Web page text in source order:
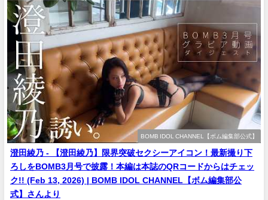
BOMB IDOL CHANNEL【ボム編集部公式】
澄田綾乃 - 【澄田綾乃】限界突破セクシーアイコン！最新撮り下
ろしをBOMB3月号で披露！本編は本誌のQRコードからはチェッ
ク!! (Feb 13, 2026) | BOMB IDOL CHANNEL【ボム編集部公
式】さんより